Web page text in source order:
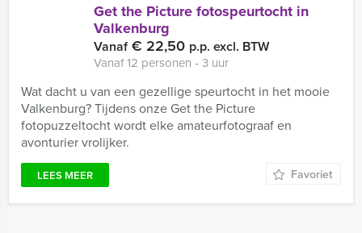
Get the Picture fotospeurtocht in
Valkenburg
Vanaf€ 22,50 p.p. excl. BTW
Vanaf 12 personen ‐ 3 uur
Wat dacht u van een gezellige speurtocht in het mooie
Valkenburg? Tijdens onze Get the Picture
fotopuzzeltocht wordt elke amateurfotograaf en
avonturier vrolijker.
LEES MEER Favoriet